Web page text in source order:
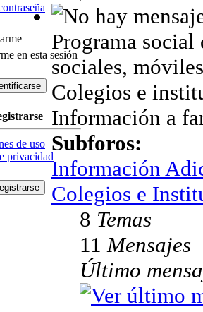
en esta sesión
de uso
privacidad
Programa social
sociales,
Colegios e
Información a
Subforos:
Información
Colegios e
8 Temas
11Mensajes
Último